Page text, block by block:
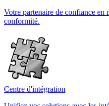
Votre partenaire de confiance en
conformité.
Centre d'intégration